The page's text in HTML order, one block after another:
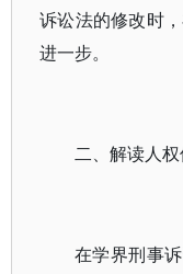
诉讼法的修改时
进一步。
二、解读人
在学界刑事